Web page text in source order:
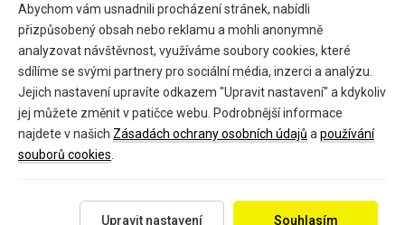
Pivkodomu.cz (provozovatel GEO fashion s.r.o.),
Náměstí starosty Pavla 15,
Kladno, 27201
IČ: 24145301
DIČ: CZ24145301
Abychom vám usnadnili procházení stránek, nabídli
přizpůsobený obsah nebo reklamu a mohli anonymně
analyzovat návštěvnost, využíváme soubory cookies, které
sdílíme se svými partnery pro sociální média, inzerci a analýzu.
Jejich nastavení upravíte odkazem "Upravit nastavení" a kdykoliv
jej můžete změnit v patičce webu. Podrobnější informace
najdete v našich Zásadách ochrany osobních údajů a používání
souborů cookies
Souhlasím
Upravit nastavení